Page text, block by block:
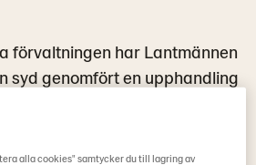
förvaltningen har Lantmännen
syd genomfört en upphandling
olika områden, med fokus på
alla cookies" samtycker du till lagring av